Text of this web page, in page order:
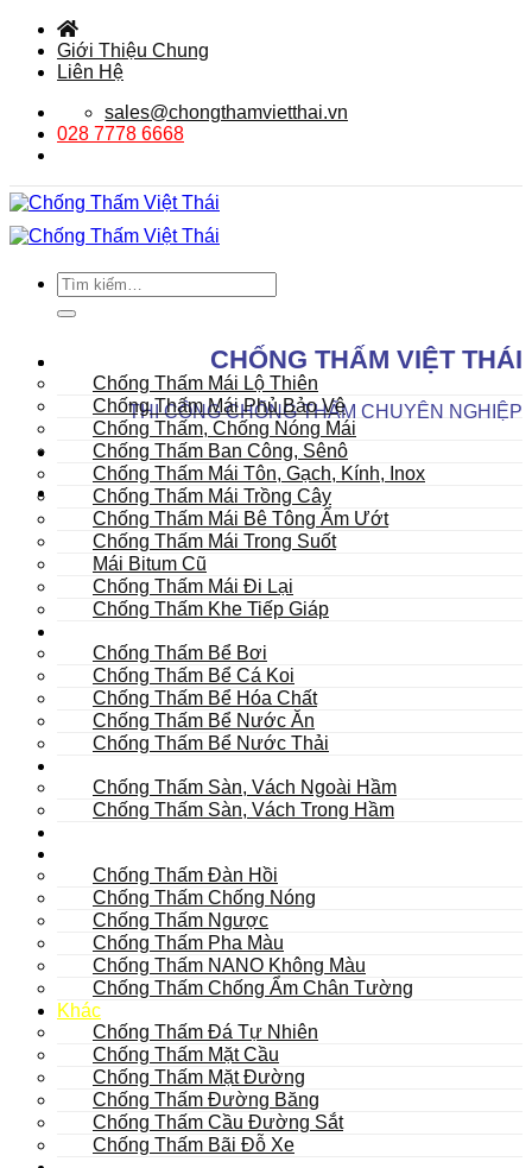
qua
Giới Thiệu Chung
Liên Hệ
sales@chongthamvietthai.vn
028 7778 6668
Tìm
kiếm:
CHỐNG THẤM VIỆT THÁI
THI CÔNG CHỐNG THẤM CHUYÊN NGHIỆP
Chống Thấm Mái Lộ Thiên
Chống Thấm Mái Phủ Bảo Vệ
Chống Thấm, Chống Nóng Mái
Chống Thấm Ban Công, Sênô
Chống Thấm Mái Tôn, Gạch, Kính, Inox
Chống Thấm Mái Trồng Cây
Chống Thấm Mái Bê Tông Ẩm Ướt
Chống Thấm Mái Trong Suốt
Mái Bitum Cũ
Chống Thấm Mái Đi Lại
Chống Thấm Khe Tiếp Giáp
Chống Thấm Bể Bơi
Chống Thấm Bể Cá Koi
Chống Thấm Bể Hóa Chất
Chống Thấm Bể Nước Ăn
Chống Thấm Bể Nước Thải
Chống Thấm Sàn, Vách Ngoài Hầm
Chống Thấm Sàn, Vách Trong Hầm
Chống Thấm Đàn Hồi
Chống Thấm Chống Nóng
Chống Thấm Ngược
Chống Thấm Pha Màu
Chống Thấm NANO Không Màu
Chống Thấm Chống Ẩm Chân Tường
Khác
Chống Thấm Đá Tự Nhiên
Chống Thấm Mặt Cầu
Chống Thấm Mặt Đường
Chống Thấm Đường Băng
Chống Thấm Cầu Đường Sắt
Chống Thấm Bãi Đỗ Xe